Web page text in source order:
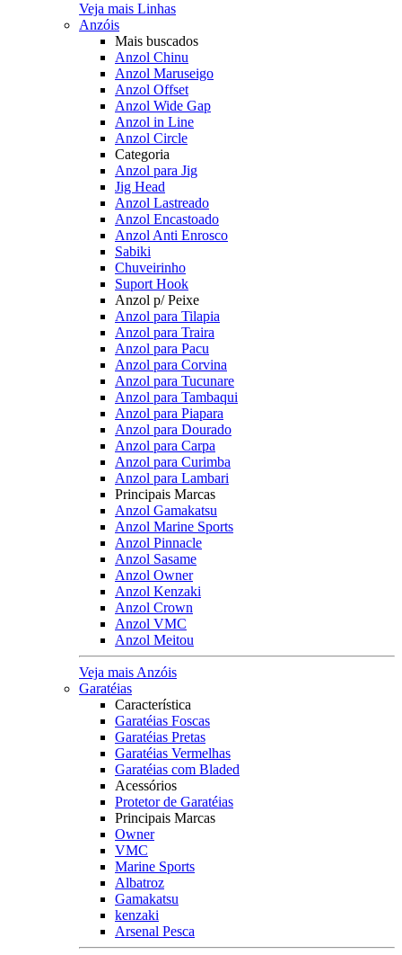
Veja mais Linhas
Anzóis
Mais buscados
Anzol Chinu
Anzol Maruseigo
Anzol Offset
Anzol Wide Gap
Anzol in Line
Anzol Circle
Categoria
Anzol para Jig
Jig Head
Anzol Lastreado
Anzol Encastoado
Anzol Anti Enrosco
Sabiki
Chuveirinho
Suport Hook
Anzol p/ Peixe
Anzol para Tilapia
Anzol para Traira
Anzol para Pacu
Anzol para Corvina
Anzol para Tucunare
Anzol para Tambaqui
Anzol para Piapara
Anzol para Dourado
Anzol para Carpa
Anzol para Curimba
Anzol para Lambari
Principais Marcas
Anzol Gamakatsu
Anzol Marine Sports
Anzol Pinnacle
Anzol Sasame
Anzol Owner
Anzol Kenzaki
Anzol Crown
Anzol VMC
Anzol Meitou
Veja mais Anzóis
Garatéias
Característica
Garatéias Foscas
Garatéias Pretas
Garatéias Vermelhas
Garatéias com Bladed
Acessórios
Protetor de Garatéias
Principais Marcas
Owner
VMC
Marine Sports
Albatroz
Gamakatsu
kenzaki
Arsenal Pesca